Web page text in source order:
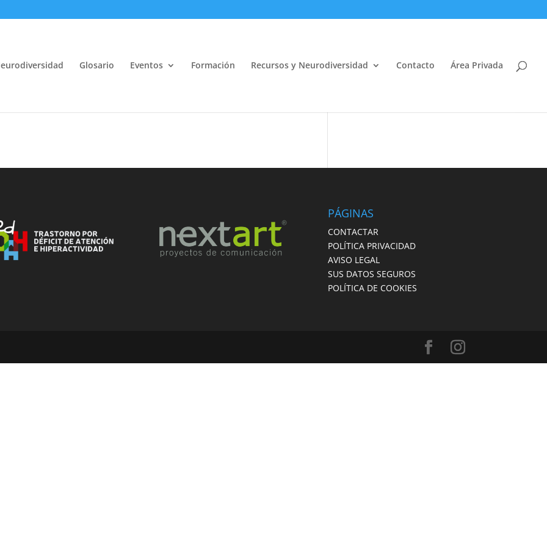
Glosario Eventos Formación Recursos y Neurodiversidad Contacto Área Privada
PÁGINAS
CONTACTAR
POLÍTICA PRIVACIDAD
AVISO LEGAL
SUS DATOS SEGUROS
POLÍTICA DE COOKIES